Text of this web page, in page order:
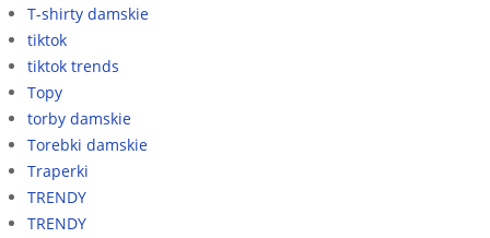
T-shirty damskie
tiktok
tiktok trends
Topy
torby damskie
Torebki damskie
Traperki
TRENDY
TRENDY